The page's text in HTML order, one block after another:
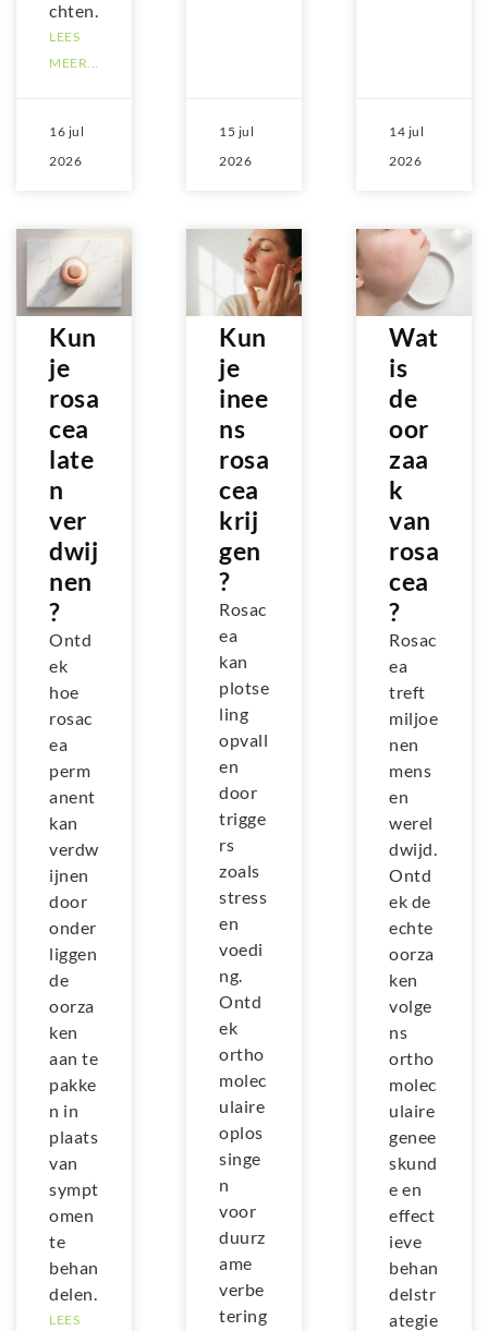
chten.
LEES
MEER...
16 jul
2026
15 jul
2026
14 jul
2026
Kun
je
rosa
cea
late
n
ver
dwij
nen
?
Ontd
ek
hoe
rosac
ea
perm
anent
kan
verdw
ijnen
door
onder
liggen
de
oorza
ken
aan te
pakke
n in
plaats
van
sympt
omen
te
behan
delen.
LEES
Kun
je
inee
ns
rosa
cea
krij
gen
?
Rosac
ea
kan
plotse
ling
opvall
en
door
trigge
rs
zoals
stress
en
voedi
ng.
Ontd
ek
ortho
molec
ulaire
oplos
singe
n
voor
duurz
ame
verbe
tering
Wat
is
de
oor
zaa
k
van
rosa
cea
?
Rosac
ea
treft
miljoe
nen
mens
en
werel
dwijd.
Ontd
ek de
echte
oorza
ken
volge
ns
ortho
molec
ulaire
genee
skund
e en
effect
ieve
behan
delstr
ategie